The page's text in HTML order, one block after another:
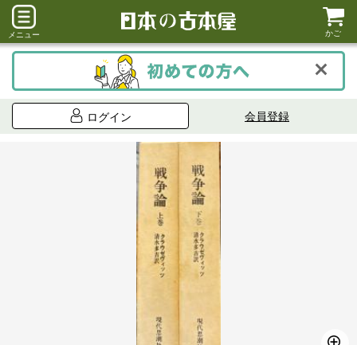
メニュー かご
ログイン 会員登録